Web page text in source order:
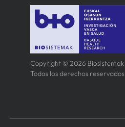
Copyright © 2026 Biosistemak
Todos los derechos reservados